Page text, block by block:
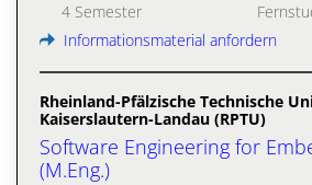
4 Semester
Informationsmaterial anfordern
Rheinland-Pfälzische Technische
Kaiserslautern-Landau (RPTU)
Software Engineering for
(M.Eng.)